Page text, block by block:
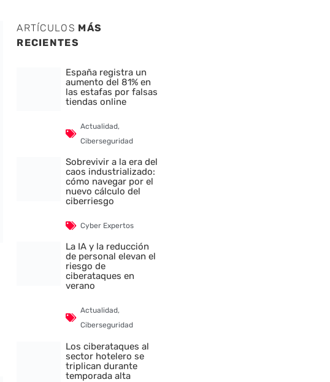
ARTÍCULOS MÁS
RECIENTES
España registra un
aumento del 81% en
las estafas por falsas
tiendas online
Actualidad,
Ciberseguridad
Sobrevivir a la era del
caos industrializado:
cómo navegar por el
nuevo cálculo del
ciberriesgo
Cyber Expertos
La IA y la reducción
de personal elevan el
riesgo de
ciberataques en
verano
Actualidad,
Ciberseguridad
Los ciberataques al
sector hotelero se
triplican durante
temporada alta